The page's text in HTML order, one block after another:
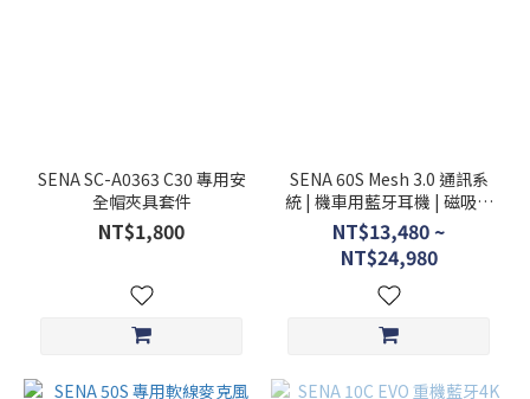
SENA SC-A0363 C30 專用安
全帽夾具套件
NT$1,800
SENA 60S Mesh 3.0 通訊系
統 | 機車用藍牙耳機 | 磁吸固
定 | 三年保固
NT$13,480 ~
NT$24,980